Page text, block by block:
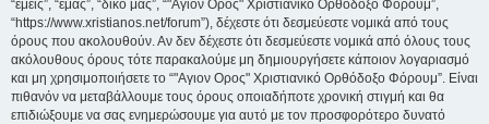
“εμείς”, “εμάς”, “δικό μας”, “"Αγιον Ορος" Χριστιανικό Ορθόδοξο Φόρουμ”,
“https://www.xristianos.net/forum”), δέχεστε ότι δεσμεύεστε νομικά από τους
όρους που ακολουθούν. Αν δεν δέχεστε ότι δεσμεύεστε νομικά από όλους τους
ακόλουθους όρους τότε παρακαλούμε μη δημιουργήσετε κάποιον λογαριασμό
και μη χρησιμοποιήσετε το “"Αγιον Ορος" Χριστιανικό Ορθόδοξο Φόρουμ”. Είναι
πιθανόν να μεταβάλλουμε τους όρους οποιαδήποτε χρονική στιγμή και θα
επιδιώξουμε να σας ενημερώσουμε για αυτό με τον προσφορότερο δυνατό